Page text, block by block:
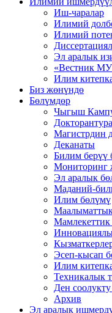
Иш-чаралар
Илимий
Илимий
Эл аралык
«Вестник
Илим
Биз жөнүндө
Бөлүмдөр
Чыгыш
Магистрдин
Деканаты
Билим берүү
Мониторинг
Эл аралык
Маданий-
Илим бөлүмү
Эсеп-кысап
Илим
Техникалык
Ден
Архив
Эл аралык